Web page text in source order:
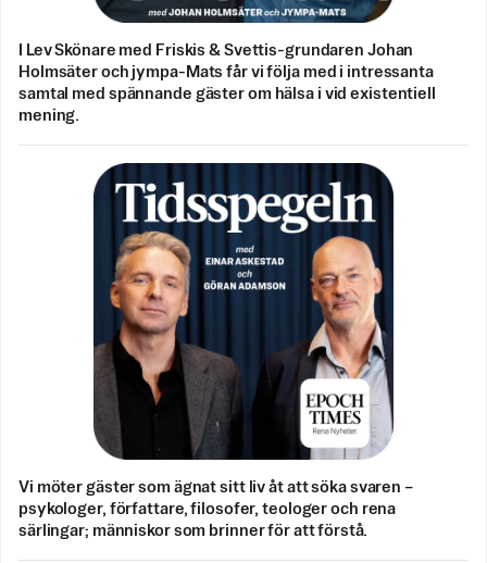
I Lev Skönare med Friskis & Svettis-grundaren Johan
Holmsäter och jympa-Mats får vi följa med i intressanta
samtal med spännande gäster om hälsa i vid existentiell
mening.
Vi möter gäster som ägnat sitt liv åt att söka svaren –
psykologer, författare, filosofer, teologer och rena
särlingar; människor som brinner för att förstå.